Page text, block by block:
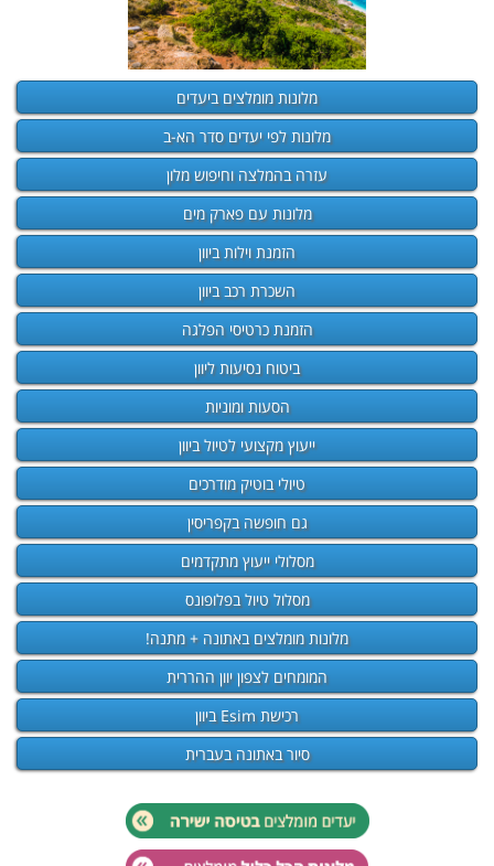
מלונות מומלצים ביעדים
מלונות לפי יעדים סדר הא-ב
עזרה בהמלצה וחיפוש מלון
מלונות עם פארק מים
הזמנת וילות ביוון
השכרת רכב ביוון
הזמנת כרטיסי הפלגה
ביטוח נסיעות ליוון
הסעות ומוניות
ייעוץ מקצועי לטיול ביוון
טיולי בוטיק מודרכים
גם חופשה בקפריסין
מסלולי ייעוץ מתקדמים
מסלול טיול בפלופונס
מלונות מומלצים באתונה + מתנה!
המומחים לצפון יוון ההררית
רכישת Esim ביוון
סיור באתונה בעברית